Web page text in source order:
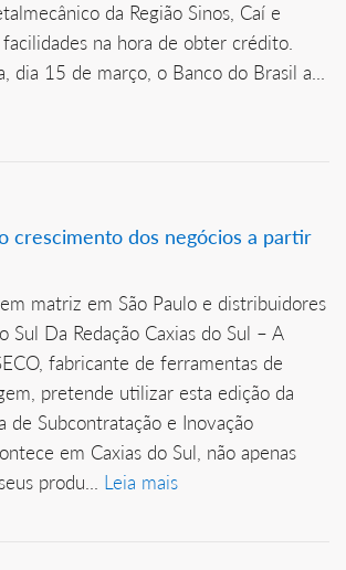
da Região Sinos, Caí e
na hora de obter crédito.
dia 15 de março, o Banco do Brasil a...
crescimento dos negócios a partir
matriz em São Paulo e distribuidores
Sul Da Redação Caxias do Sul – A
fabricante de ferramentas de
pretende utilizar esta edição da
de Subcontratação e Inovação
em Caxias do Sul, não apenas
produ... Leia mais